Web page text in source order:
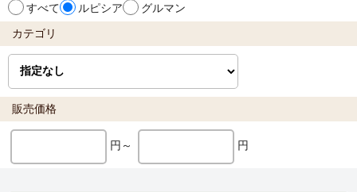
すべて
ルピシア グルマン
カテゴリ
販売価格
円～ 円